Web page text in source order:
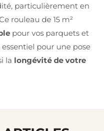
particulièrement en
rouleau de 15 m²
pour vos parquets et
pour une pose
la longévité de votre